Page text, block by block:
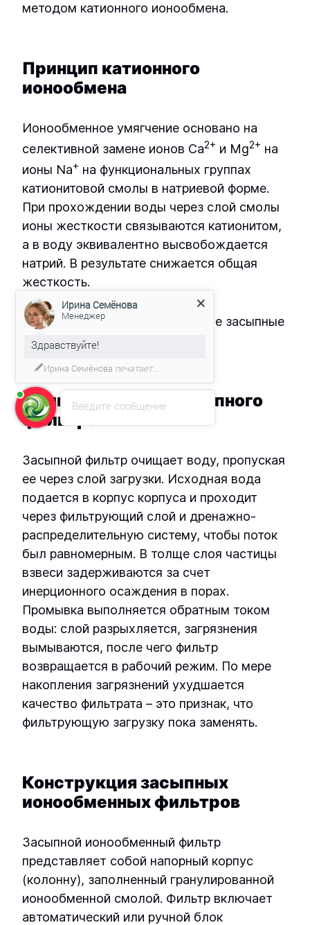
методом катионного ионообмена.
Принцип катионного
ионообмена
Ионообменное умягчение основано на
селективной замене ионов Ca2+ и Mg2+ на
ионы Na+ на функциональных группах
катионитовой смолы в натриевой форме.
При прохождении воды через слой смолы
ионы жесткости связываются катионитом,
а в воду эквивалентно высвобождается
натрий. В результате снижается общая
жесткость.
Принцип работы засыпного
фильтра
Засыпной фильтр очищает воду, пропуская
ее через слой загрузки. Исходная вода
подается в корпус корпуса и проходит
через фильтрующий слой и дренажно-
распределительную систему, чтобы поток
был равномерным. В толще слоя частицы
взвеси задерживаются за счет
инерционного осаждения в порах.
Промывка выполняется обратным током
воды: слой разрыхляется, загрязнения
вымываются, после чего фильтр
возвращается в рабочий режим. По мере
накопления загрязнений ухудшается
качество фильтрата – это признак, что
фильтрующую загрузку пока заменять.
Конструкция засыпных
ионообменных фильтров
Засыпной ионообменный фильтр
представляет собой напорный корпус
(колонну), заполненный гранулированной
ионообменной смолой. Фильтр включает
автоматический или ручной блок
Подписаться
Введите сообщение
Ирина Семёнова
Менеджер
Здравствуйте!
Мы подготовили для Вас
специальное предложение!